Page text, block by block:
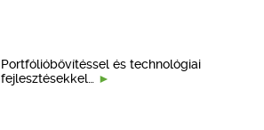
Portfólióbővítéssel és technológiai
fejlesztésekkel…